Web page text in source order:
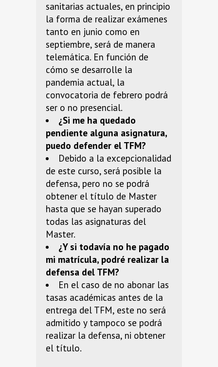
sanitarias actuales, en principio
la forma de realizar exámenes
tanto en junio como en
septiembre, será de manera
telemática. En función de
cómo se desarrolle la
pandemia actual, la
convocatoria de febrero podrá
ser o no presencial.
¿Si me ha quedado
pendiente alguna asignatura,
puedo defender el TFM?
Debido a la excepcionalidad
de este curso, será posible la
defensa, pero no se podrá
obtener el título de Master
hasta que se hayan superado
todas las asignaturas del
Master.
¿Y si todavía no he pagado
mi matrícula, podré realizar la
defensa del TFM?
En el caso de no abonar las
tasas académicas antes de la
entrega del TFM, este no será
admitido y tampoco se podrá
realizar la defensa, ni obtener
el título.